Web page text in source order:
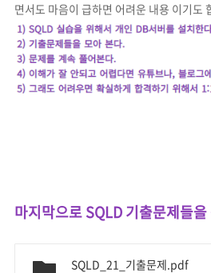
면서도 마음이 급하면 어려운 내용 이기도
마지막으로 SQLD 기출문제들
SQLD_21_기출문제.pdf